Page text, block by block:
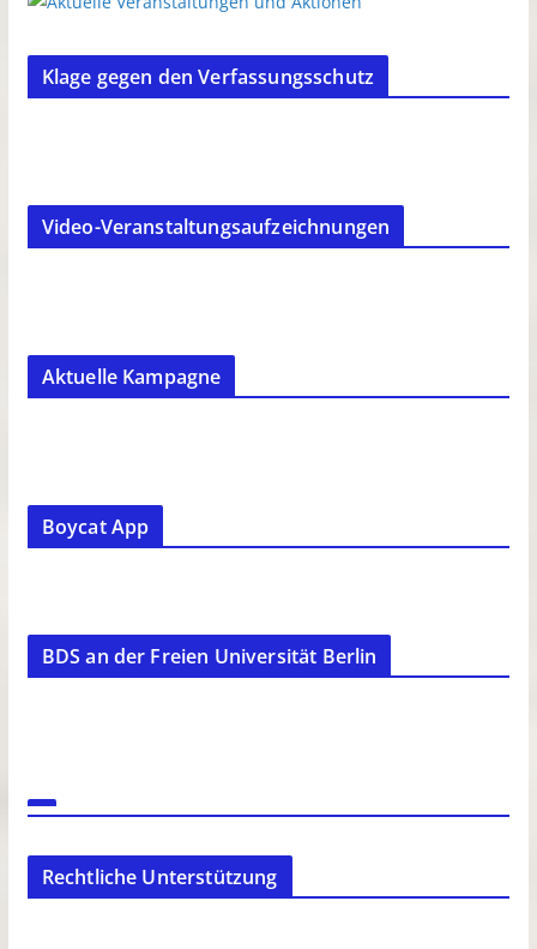
Klage gegen den Verfassungsschutz
Video-Veranstaltungsaufzeichnungen
Aktuelle Kampagne
Boycat App
BDS an der Freien Universität Berlin
Rechtliche Unterstützung